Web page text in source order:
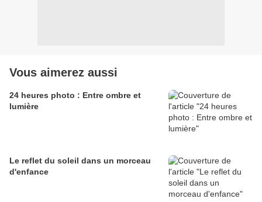
Vous aimerez aussi
24 heures photo : Entre ombre et
lumière
Le reflet du soleil dans un morceau
d'enfance